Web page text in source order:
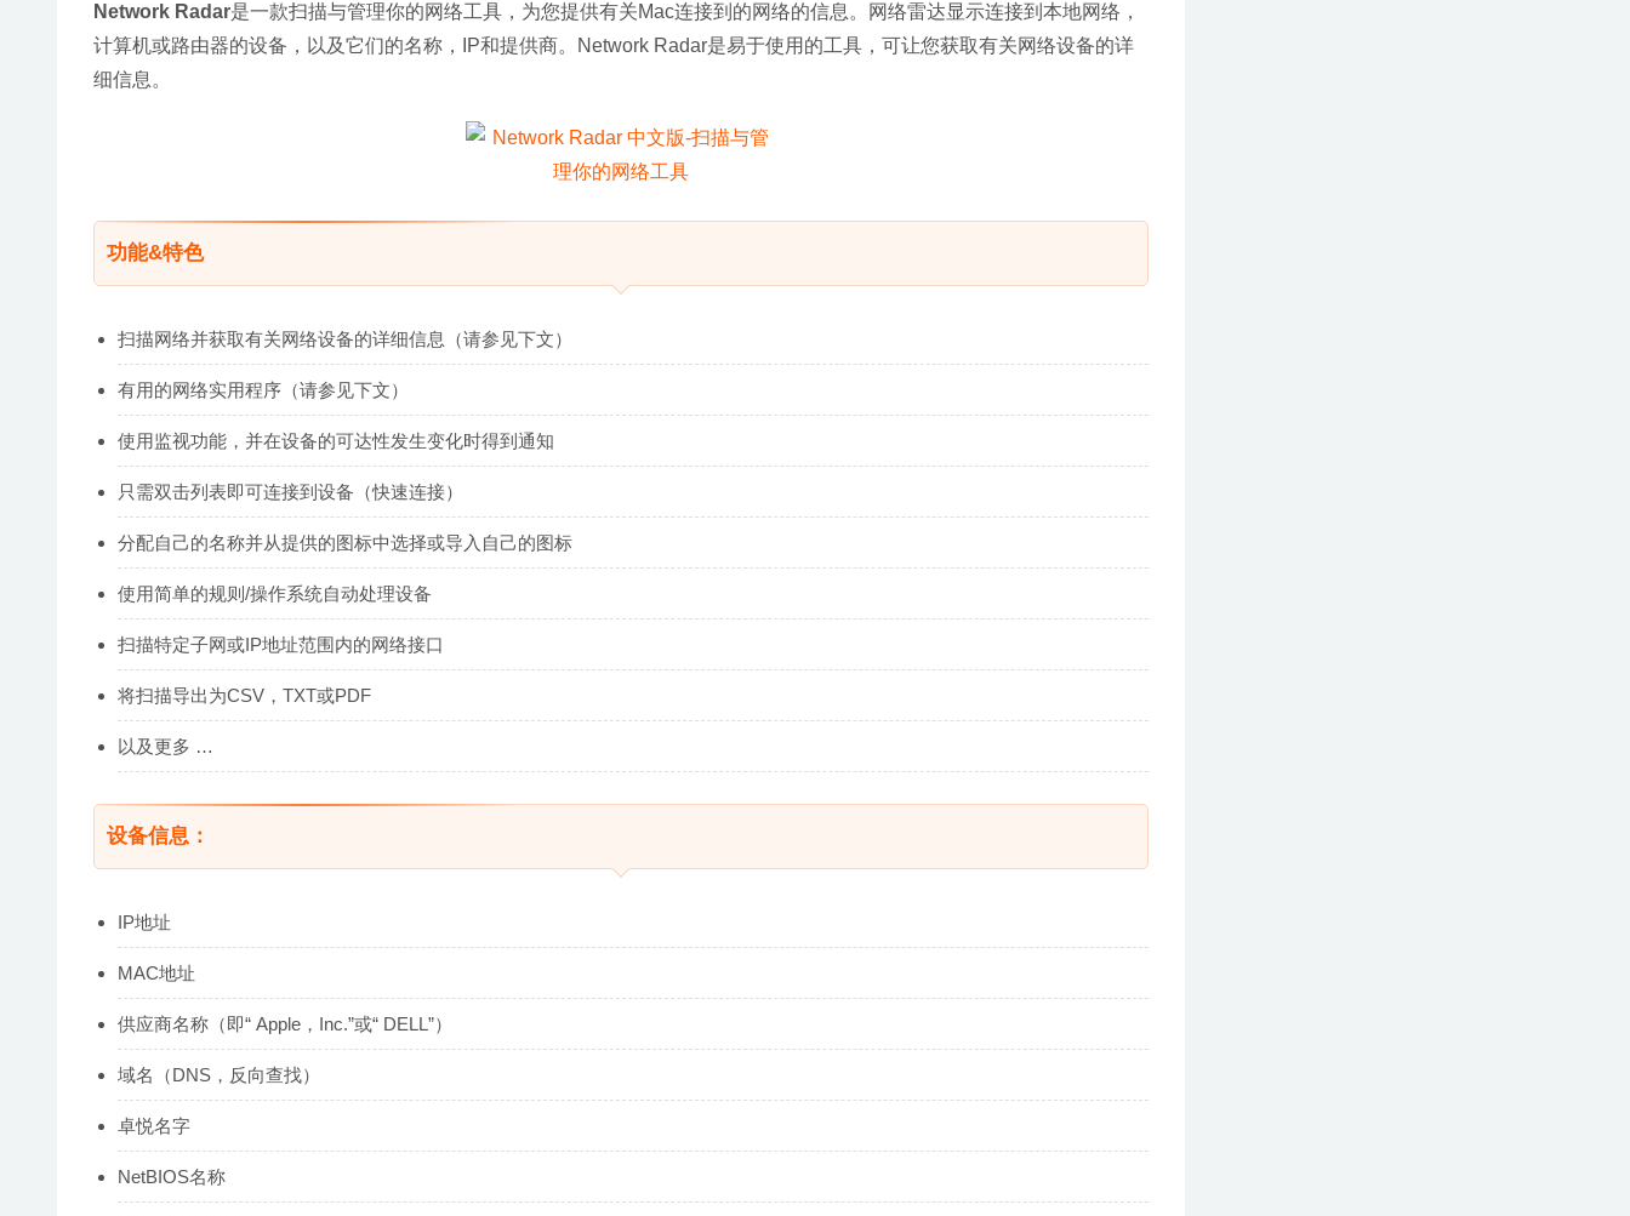
Network Radar是一款扫描与管理你的网络工具，为您提供有关Mac连接到的网络的信息。网络雷达显示连接到本地网络，
计算机或路由器的设备，以及它们的名称，IP和提供商。Network Radar是易于使用的工具，可让您获取有关网络设备的详
细信息。
功能&特色
扫描网络并获取有关网络设备的详细信息（请参见下文）
有用的网络实用程序（请参见下文）
使用监视功能，并在设备的可达性发生变化时得到通知
只需双击列表即可连接到设备（快速连接）
分配自己的名称并从提供的图标中选择或导入自己的图标
使用简单的规则/操作系统自动处理设备
扫描特定子网或IP地址范围内的网络接口
将扫描导出为CSV，TXT或PDF
以及更多 …
设备信息：
IP地址
MAC地址
供应商名称（即“ Apple，Inc.”或“ DELL”）
域名（DNS，反向查找）
卓悦名字
NetBIOS名称